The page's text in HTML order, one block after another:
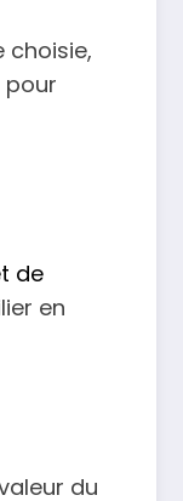
choisie,
pour
de
en
du